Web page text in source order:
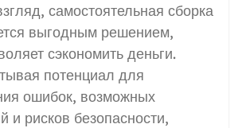
самостоятельная сборка
выгодным решением,
сэкономить деньги.
потенциал для
ошибок, возможных
и рисков безопасности,